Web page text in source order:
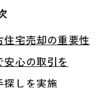
住宅売却の重要性
心の取引を
探しを実施